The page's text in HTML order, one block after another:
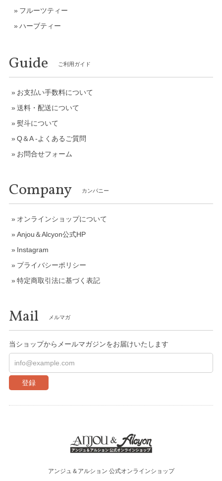
フルーツティー
ハーブティー
Guide ご利用ガイド
お支払い手数料について
送料・配送について
熨斗について
Q＆A -よくあるご質問
お問合せフォーム
Company カンパニー
オンラインショップについて
Anjou＆Alcyon公式HP
Instagram
プライバシーポリシー
特定商取引法に基づく表記
Mail メルマガ
当ショップからメールマガジンをお届けいたします
登録
アンジュ＆アルション 公式オンラインショップ